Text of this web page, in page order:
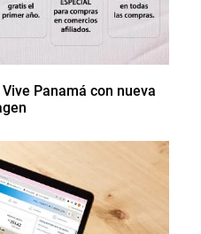
Panamá con nueva